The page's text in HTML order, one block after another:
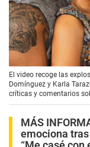
El video recoge las
Domínguez y Karla
críticas y comentarios
MÁS
emociona